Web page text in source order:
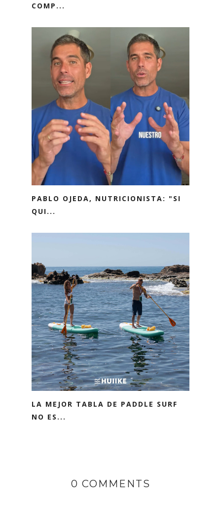
COMP...
PABLO OJEDA, NUTRICIONISTA: "SI
QUI...
LA MEJOR TABLA DE PADDLE SURF
NO ES...
0 COMMENTS